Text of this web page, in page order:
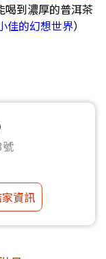
到濃厚的普洱茶
佳的幻想世界）
資訊